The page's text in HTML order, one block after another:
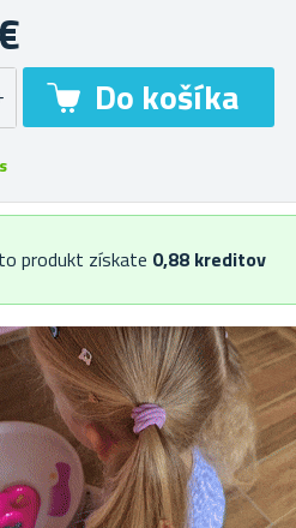
produkt získate 0,88 kreditov